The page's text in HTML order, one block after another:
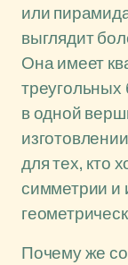
или
выглядит
Она имеет
в одной
для тех, кто
симметрии и
Почему же